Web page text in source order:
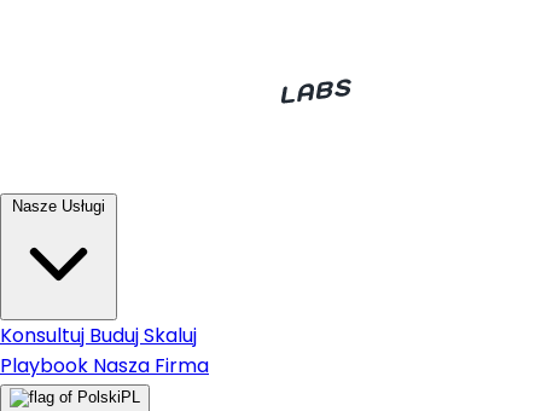
Konsultuj BudujSkaluj
Playbook Nasza Firma
PL